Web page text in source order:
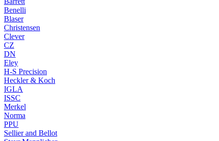
Benelli
Blaser
Christensen
Clever
CZ
DN
Eley
H-S Precision
Heckler & Koch
IGLA
ISSC
Merkel
Norma
PPU
Sellier and Bellot